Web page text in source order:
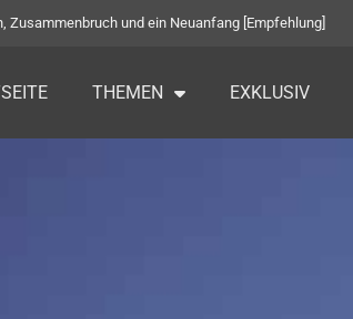
Zusammenbruch und ein Neuanfang [Empfehlung]
THEMEN EXKLUSIV